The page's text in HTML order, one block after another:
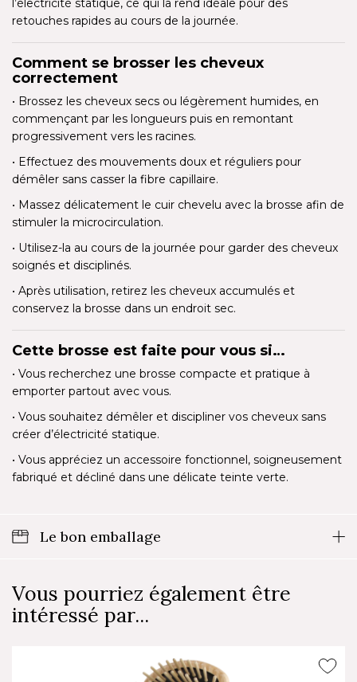
l’électricité statique, ce qui la rend idéale pour des
retouches rapides au cours de la journée.
Comment se brosser les cheveux
correctement
• Brossez les cheveux secs ou légèrement humides, en
commençant par les longueurs puis en remontant
progressivement vers les racines.
• Effectuez des mouvements doux et réguliers pour
démêler sans casser la fibre capillaire.
• Massez délicatement le cuir chevelu avec la brosse afin de
stimuler la microcirculation.
• Utilisez-la au cours de la journée pour garder des cheveux
soignés et disciplinés.
• Après utilisation, retirez les cheveux accumulés et
conservez la brosse dans un endroit sec.
Cette brosse est faite pour vous si…
• Vous recherchez une brosse compacte et pratique à
emporter partout avec vous.
• Vous souhaitez démêler et discipliner vos cheveux sans
créer d’électricité statique.
• Vous appréciez un accessoire fonctionnel, soigneusement
fabriqué et décliné dans une délicate teinte verte.
Le bon emballage
Vous pourriez également être
intéressé par...